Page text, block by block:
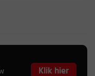
Klik hier